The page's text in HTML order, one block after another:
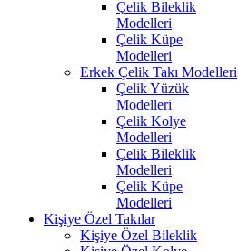
Çelik Bileklik
Modelleri
Çelik Küpe
Modelleri
Erkek Çelik Takı Modelleri
Çelik Yüzük
Modelleri
Çelik Kolye
Modelleri
Çelik Bileklik
Modelleri
Çelik Küpe
Modelleri
Kişiye Özel Takılar
Kişiye Özel Bileklik